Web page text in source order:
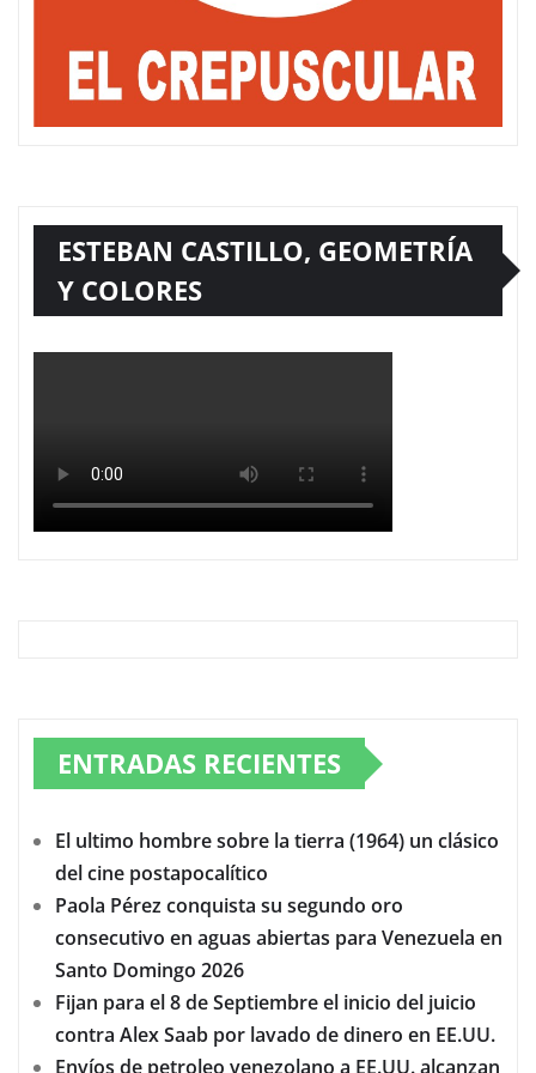
ESTEBAN CASTILLO, GEOMETRÍA
Y COLORES
ENTRADAS RECIENTES
El ultimo hombre sobre la tierra (1964) un clásico
del cine postapocalítico
Paola Pérez conquista su segundo oro
consecutivo en aguas abiertas para Venezuela en
Santo Domingo 2026
Fijan para el 8 de Septiembre el inicio del juicio
contra Alex Saab por lavado de dinero en EE.UU.
Envíos de petroleo venezolano a EE.UU. alcanzan